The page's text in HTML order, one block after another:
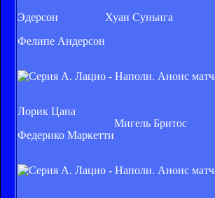
Эдерсон
Фелипе Андерсон
Хуан Суньига
Лорик Цана
Федерико Маркетти
Мигель Бритос